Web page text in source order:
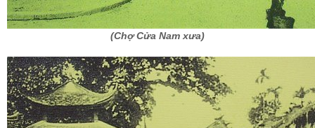
(Chợ Cửa Nam xưa)